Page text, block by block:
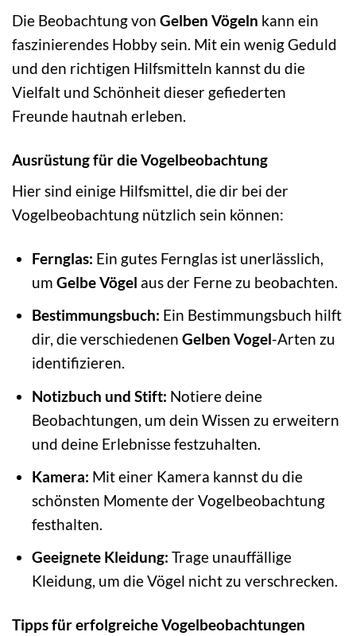
Die Beobachtung von Gelben Vögeln kann ein
faszinierendes Hobby sein. Mit ein wenig Geduld
und den richtigen Hilfsmitteln kannst du die
Vielfalt und Schönheit dieser gefiederten
Freunde hautnah erleben.
Ausrüstung für die Vogelbeobachtung
Hier sind einige Hilfsmittel, die dir bei der
Vogelbeobachtung nützlich sein können:
Fernglas: Ein gutes Fernglas ist unerlässlich,
um Gelbe Vögel aus der Ferne zu beobachten.
Bestimmungsbuch: Ein Bestimmungsbuch hilft
dir, die verschiedenen Gelben Vogel-Arten zu
identifizieren.
Notizbuch und Stift: Notiere deine
Beobachtungen, um dein Wissen zu erweitern
und deine Erlebnisse festzuhalten.
Kamera: Mit einer Kamera kannst du die
schönsten Momente der Vogelbeobachtung
festhalten.
Geeignete Kleidung: Trage unauffällige
Kleidung, um die Vögel nicht zu verschrecken.
Tipps für erfolgreiche Vogelbeobachtungen